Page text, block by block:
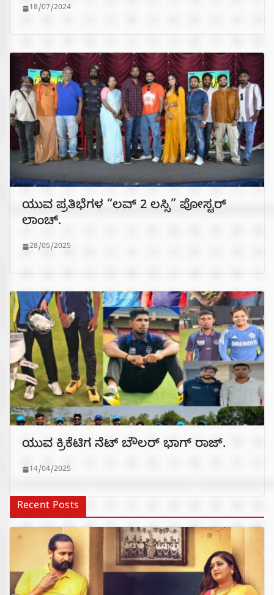
18/07/2024
ಯುವ ಪ್ರತಿಭೆಗಳ “ಲವ್ 2 ಲಸ್ಸಿ” ಪೋಸ್ಟರ್
ಲಾಂಚ್.
28/05/2025
ಯುವ ಕ್ರಿಕೆಟಿಗ ನೆಟ್ ಬೌಲರ್ ಭಾಗ್ ರಾಜ್.
14/04/2025
Recent Posts